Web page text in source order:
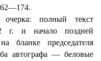
очерка: полный текст
г. и начало поздней
бланке председателя
автографа — беловые